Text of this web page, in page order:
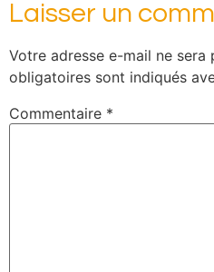
Laisser un
Votre adresse e-mail ne sera
obligatoires sont indiqués
Commentaire *